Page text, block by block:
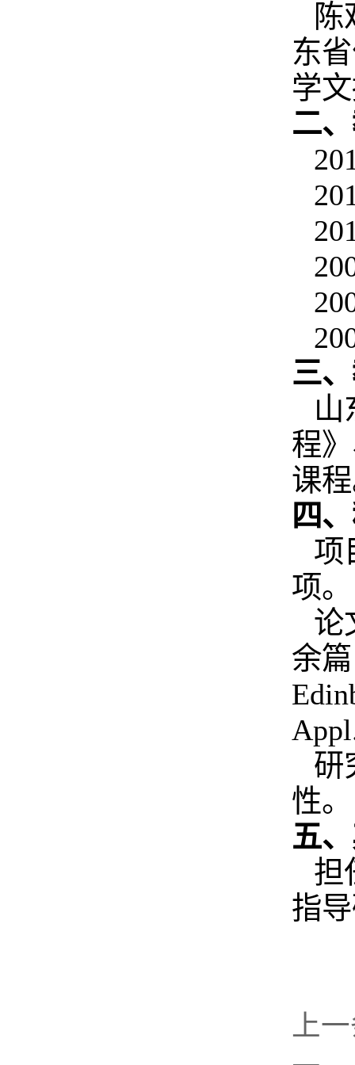
东
学
二
三
山
程
课
四
项
项。
论
余
研
性。
五
担
指
上